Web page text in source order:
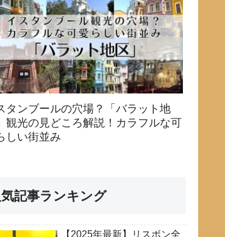
タンブールの穴場？「バラット地
観光の見どころ解説！カラフルな可
しい街並み
気記事ランキング
【2025年最新】リスボン全